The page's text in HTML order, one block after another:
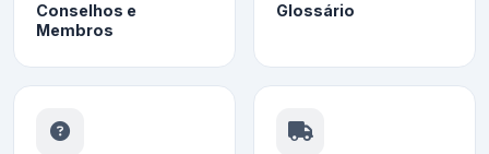
Conselhos e
Membros
Glossário